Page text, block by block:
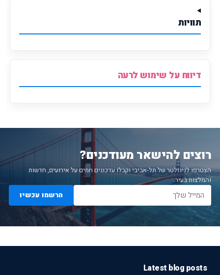
תוויות
דיווח על שימוש לרעה
רוצים להישאר מעודכנים?
הצטרפו לניוזלטר של תל-אביבי וקבלו עדכונים חמים על אירועים, חדשות
והמלצות בעיר.
הרשמו עכשיו
Latest blog posts